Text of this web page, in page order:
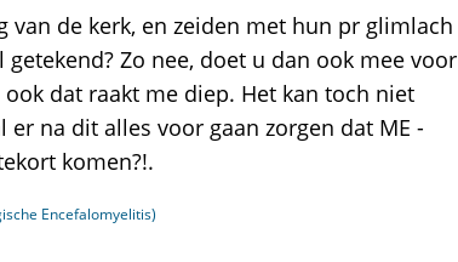
van de kerk, en zeiden met hun pr glimlach
getekend? Zo nee, doet u dan ook mee voor
ook dat raakt me diep. Het kan toch niet
er na dit alles voor gaan zorgen dat ME -
komen?!.
Encefalomyelitis)